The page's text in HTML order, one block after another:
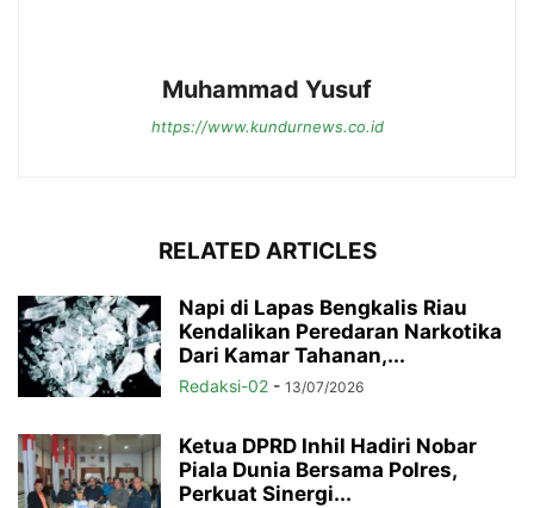
Muhammad Yusuf
https://www.kundurnews.co.id
RELATED ARTICLES
Napi di Lapas Bengkalis Riau
Kendalikan Peredaran Narkotika
Dari Kamar Tahanan,...
Redaksi-02 - 13/07/2026
Ketua DPRD Inhil Hadiri Nobar
Piala Dunia Bersama Polres,
Perkuat Sinergi...